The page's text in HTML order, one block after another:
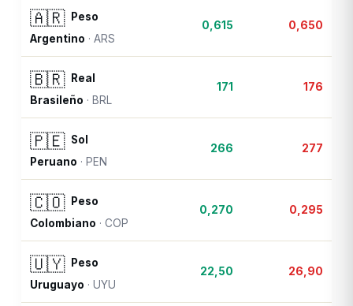
🇦🇷
Peso
Argentino ·ARS
0,615 0,650
🇧🇷
Real
Brasileño · BRL
171 176
🇵🇪 Sol
Peruano · PEN
266 277
🇨🇴
Peso
Colombiano ·COP
0,270 0,295
🇺🇾
Peso
Uruguayo ·UYU
22,50 26,90